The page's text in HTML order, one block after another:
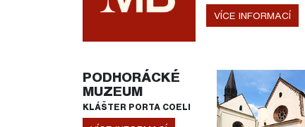
VÍCE INFORMACÍ
PODHORÁCKÉ
MUZEUM
KLÁŠTER PORTA COELI